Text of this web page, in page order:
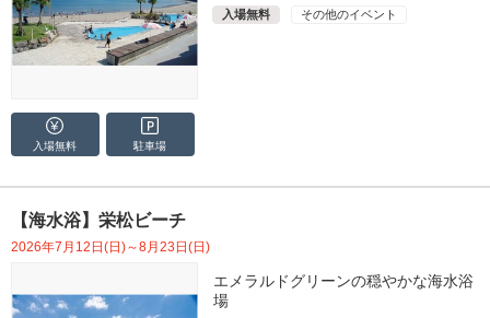
入場無料 その他のイベント
入場無料 駐車場
【海水浴】栄松ビーチ
2026年7月12日(日)～8月23日(日)
エメラルドグリーンの穏やかな海水浴
場